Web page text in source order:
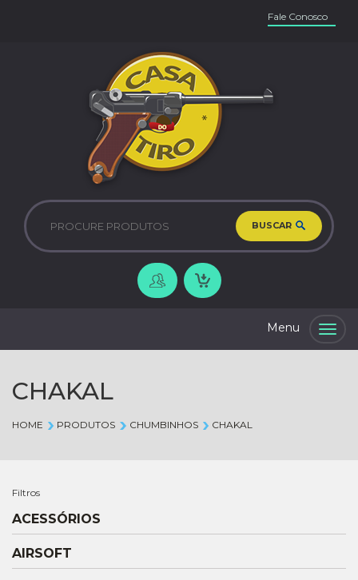
Fale Conosco
BUSCAR
CHAKAL
HOME PRODUTOS CHUMBINHOS CHAKAL
Filtros
ACESSÓRIOS
AIRSOFT